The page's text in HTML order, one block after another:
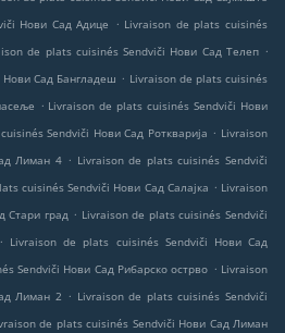
Нови Сад Адице . Livraison de plats cuisinés
de plats cuisinés Sendviči Нови Сад Телеп .
Сад Бангладеш . Livraison de plats cuisinés
. Livraison de plats cuisinés Sendviči Нови
Sendviči Нови Сад Роткварија . Livraison
Лиман 4 . Livraison de plats cuisinés Sendviči
cuisinés Sendviči Нови Сад Салајка . Livraison
Стари град . Livraison de plats cuisinés Sendviči
. Livraison de plats cuisinés Sendviči Нови Сад
Sendviči Нови Сад Рибарско острво . Livraison
Лиман 2 . Livraison de plats cuisinés Sendviči
de plats cuisinés Sendviči Нови Сад Лиман